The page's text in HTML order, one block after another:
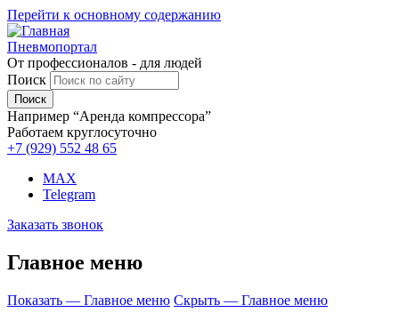
Перейти к основному содержанию
Пневмопортал
От профессионалов - для людей
Поиск
Например “Аренда компрессора”
Работаем круглосуточно
+7 (929) 552 48 65
MAX
Telegram
Заказать звонок
Главное меню
Показать — Главное меню Скрыть — Главное меню